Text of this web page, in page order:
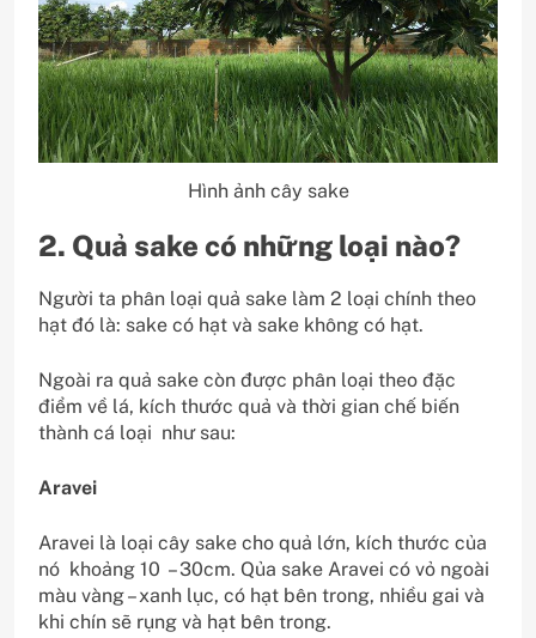
Hình ảnh cây sake
2. Quả sake có những loại nào?
Người ta phân loại quả sake làm 2 loại chính theo
hạt đó là: sake có hạt và sake không có hạt.
Ngoài ra quả sake còn được phân loại theo đặc
điểm về lá, kích thước quả và thời gian chế biến
thành cá loại như sau:
Aravei
Aravei là loại cây sake cho quả lớn, kích thước của
nó khoảng 10 – 30cm. Qủa sake Aravei có vỏ ngoài
màu vàng – xanh lục, có hạt bên trong, nhiều gai và
khi chín sẽ rụng và hạt bên trong.